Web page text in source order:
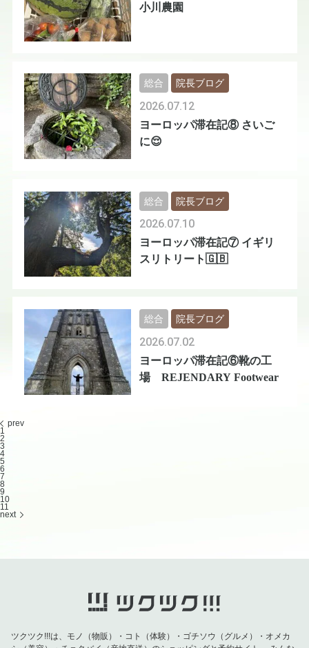
小川農園
ヨーロッパ滞在記⑧ さいご
に😌
2026.07.12
総合 院長ブログ
ヨーロッパ滞在記⑦ イギリ
スリトリート🇬🇧
2026.07.10
総合 院長ブログ
ヨーロッパ滞在記⑥靴の工
場 REJENDARY Footwear
2026.07.02
総合 院長ブログ
prev
1
2
3
4
5
6
7
8
9
10
11
next
ツクツク!!!は、モノ（物販）・コト（体験）・ゴチソウ（グルメ）・オメカ